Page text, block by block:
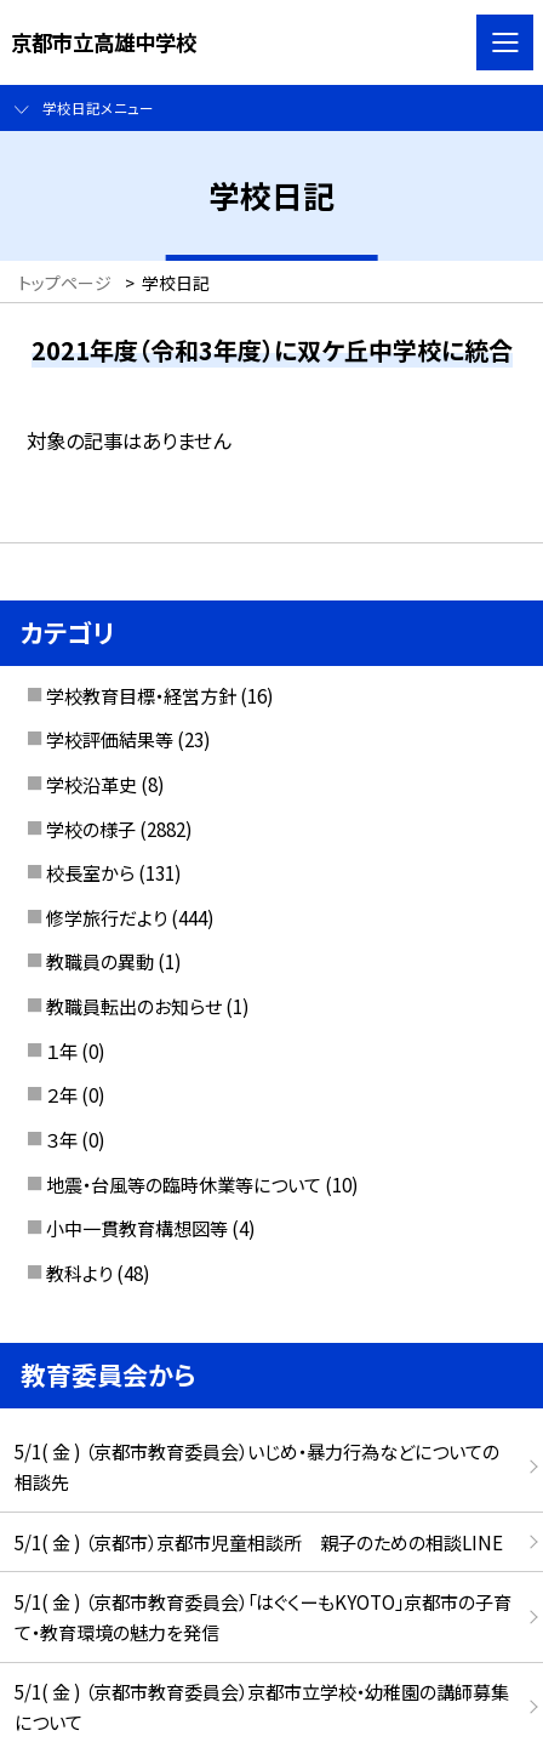
京都市立高雄中学校
学校日記メニュー
学校日記
トップページ > 学校日記
2021年度（令和3年度）に双ケ丘中学校に統合
対象の記事はありません
カテゴリ
学校教育目標・経営方針 (16)
学校評価結果等 (23)
学校沿革史 (8)
学校の様子 (2882)
校長室から (131)
修学旅行だより (444)
教職員の異動 (1)
教職員転出のお知らせ (1)
１年 (0)
２年 (0)
３年 (0)
地震・台風等の臨時休業等について (10)
小中一貫教育構想図等 (4)
教科より (48)
教育委員会から
5/1( 金 ) （京都市教育委員会）いじめ・暴力行為などについての
相談先
5/1( 金 ) （京都市）京都市児童相談所 親子のための相談LINE
5/1( 金 ) （京都市教育委員会）「はぐくーもKYOTO」京都市の子育
て・教育環境の魅力を発信
5/1( 金 ) （京都市教育委員会）京都市立学校・幼稚園の講師募集
について